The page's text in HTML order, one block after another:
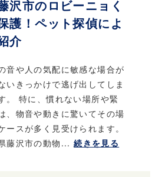
沢市のロビーニョく
護！ペット探偵によ
介
音や人の気配に敏感な場合が
いきっかけで逃げ出してしま
。 特に、慣れない場所や緊
、物音や動きに驚いてその場
ースが多く見受けられます。
藤沢市の動物...続きを見る